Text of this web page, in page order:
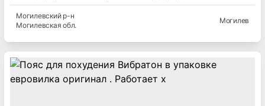
Могилевскийр-н
Могилевская обл.
Могилев